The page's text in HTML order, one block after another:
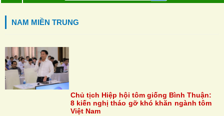
NAM MIỀN TRUNG
Chủ tịch Hiệp hội tôm giống Bình Thuận:
8 kiến nghị tháo gỡ khó khăn ngành tôm
Việt Nam